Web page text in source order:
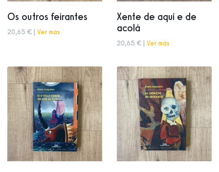
Os outros feirantes
20,65 € | Ver más
Xente de aquí e de
acolá
20,65 € | Ver más